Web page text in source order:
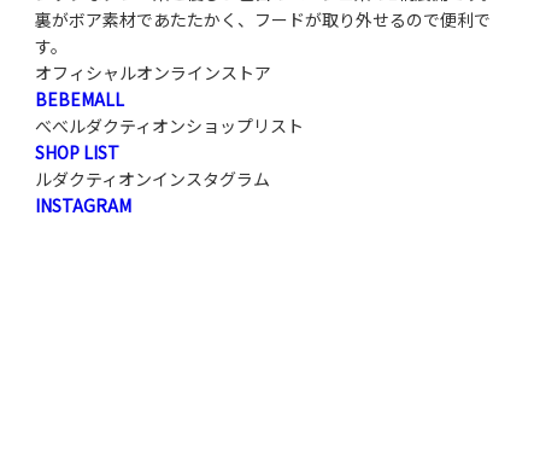
裏がボア素材であたたかく、フードが取り外せるので便利で
す。
オフィシャルオンラインストア
BEBEMALL
べべルダクティオンショップリスト
SHOP LIST
ルダクティオンインスタグラム
INSTAGRAM